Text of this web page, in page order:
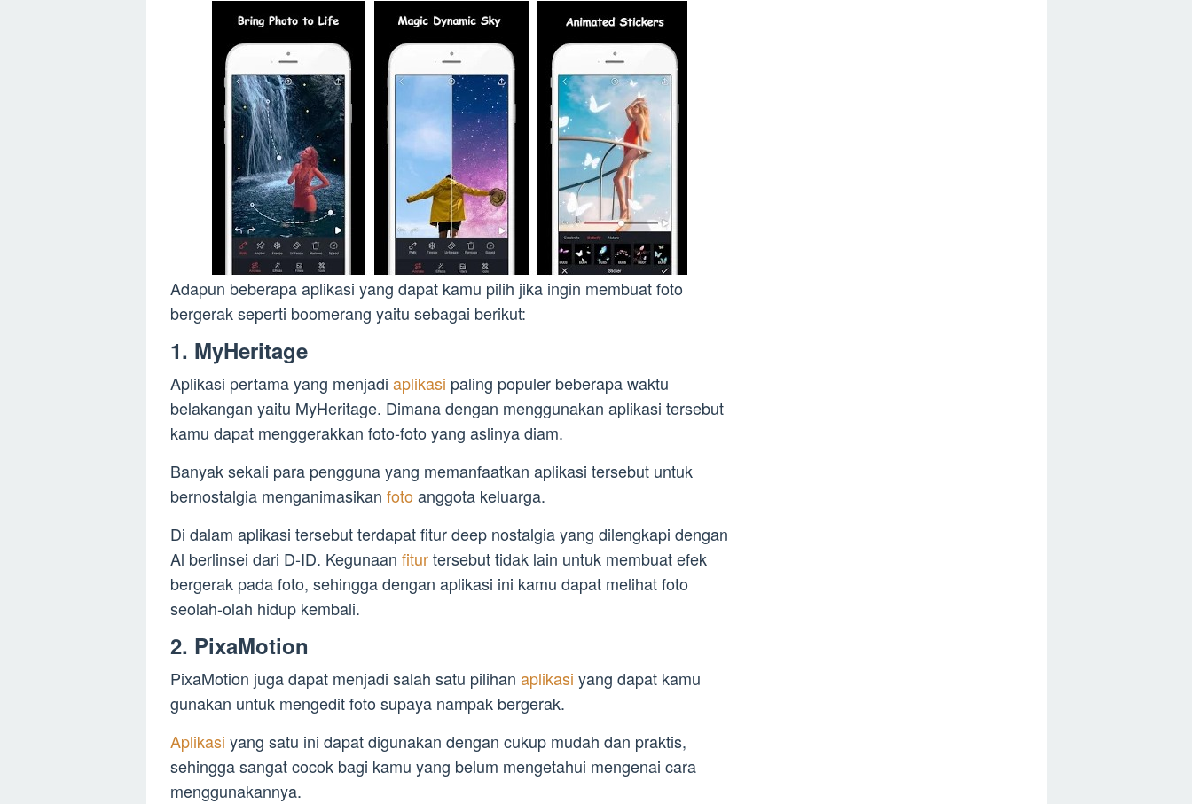
Adapun beberapa aplikasi yang dapat kamu pilih jika ingin membuat foto
bergerak seperti boomerang yaitu sebagai berikut:
1. MyHeritage
Aplikasi pertama yang menjadi aplikasi paling populer beberapa waktu
belakangan yaitu MyHeritage. Dimana dengan menggunakan aplikasi tersebut
kamu dapat menggerakkan foto-foto yang aslinya diam.
Banyak sekali para pengguna yang memanfaatkan aplikasi tersebut untuk
bernostalgia menganimasikan foto anggota keluarga.
Di dalam aplikasi tersebut terdapat fitur deep nostalgia yang dilengkapi dengan
Al berlinsei dari D-ID. Kegunaan fiturtersebut tidak lain untuk membuat efek
bergerak pada foto, sehingga dengan aplikasi ini kamu dapat melihat foto
seolah-olah hidup kembali.
2. PixaMotion
PixaMotion juga dapat menjadi salah satu pilihan aplikasi yang dapat kamu
gunakan untuk mengedit foto supaya nampak bergerak.
Aplikasi yang satu ini dapat digunakan dengan cukup mudah dan praktis,
sehingga sangat cocok bagi kamu yang belum mengetahui mengenai cara
menggunakannya.